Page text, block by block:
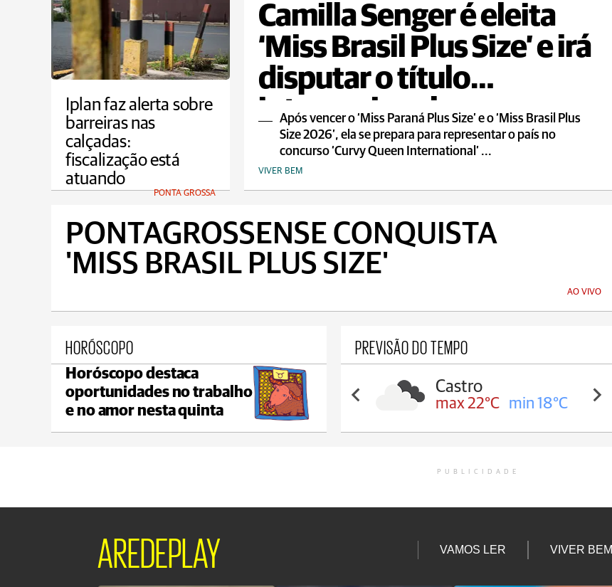
Camilla Senger é eleita
‘Miss Brasil Plus Size’ e irá
disputar o título
internacional
Após vencer o ‘Miss Paraná Plus Size’ e o ‘Miss Brasil Plus
Size 2026’, ela se prepara para representar o país no
concurso ‘Curvy Queen International’ ...
VIVER BEM
Iplan faz alerta sobre
barreiras nas
calçadas:
fiscalização está
atuando
PONTA GROSSA
PONTAGROSSENSE CONQUISTA
'MISS BRASIL PLUS SIZE'
AO VIVO
HORÓSCOPO
Horóscopo destaca
oportunidades no trabalho
e no amor nesta quinta
PREVISÃO DO TEMPO
Castro
max 22°C min 18°C
Carambeí
max 21°C min 18°C
PUBLICIDADE
AREDEPLAY VAMOS LER VIVER BEM